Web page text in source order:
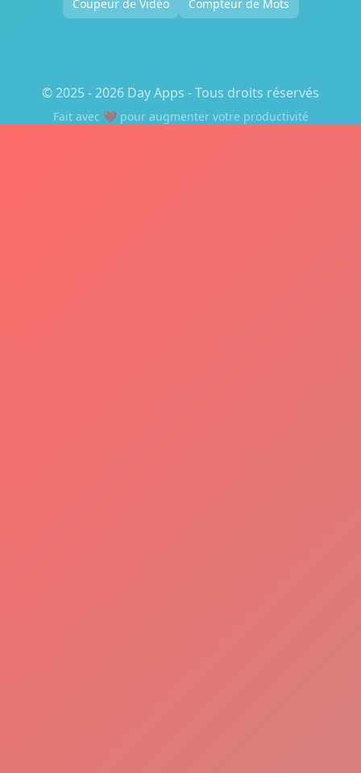
Coupeur de Vidéo Compteur de Mots
© 2025 - 2026 Day Apps - Tous droits réservés
Fait avec ❤️ pour augmenter votre productivité